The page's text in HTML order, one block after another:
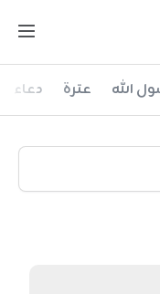
الله عترة دعاء